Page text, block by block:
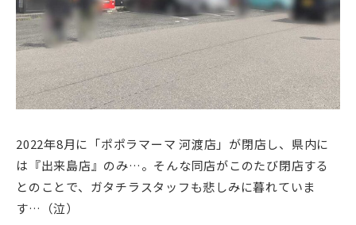
2022年8月に「ポポラマーマ 河渡店」が閉店し、県内に
は『出来島店』のみ…。そんな同店がこのたび閉店する
とのことで、ガタチラスタッフも悲しみに暮れていま
す…（泣）